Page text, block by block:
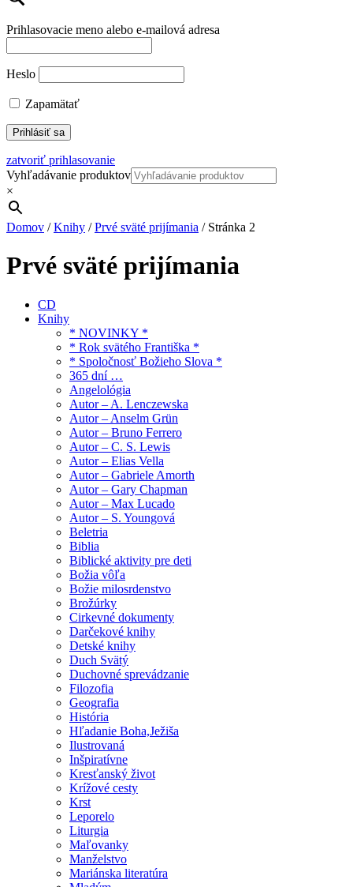
Prihlasovacie meno alebo e-mailová adresa
Heslo
Zapamätať
zatvoriť prihlasovanie
Vyhľadávanie produktov
×
Domov /Knihy /Prvé sväté prijímania / Stránka 2
Prvé sväté prijímania
CD
Knihy
* NOVINKY *
* Rok svätého Františka *
* Spoločnosť Božieho Slova *
365 dní …
Angelológia
Autor – A. Lenczewska
Autor – Anselm Grün
Autor – Bruno Ferrero
Autor – C. S. Lewis
Autor – Elias Vella
Autor – Gabriele Amorth
Autor – Gary Chapman
Autor – Max Lucado
Autor – S. Youngová
Beletria
Biblia
Biblické aktivity pre deti
Božia vôľa
Božie milosrdenstvo
Brožúrky
Cirkevné dokumenty
Darčekové knihy
Detské knihy
Duch Svätý
Duchovné sprevádzanie
Filozofia
Geografia
História
Hľadanie Boha,Ježiša
Ilustrovaná
Inšpiratívne
Kresťanský život
Krížové cesty
Krst
Leporelo
Liturgia
Maľovanky
Manželstvo
Mariánska literatúra